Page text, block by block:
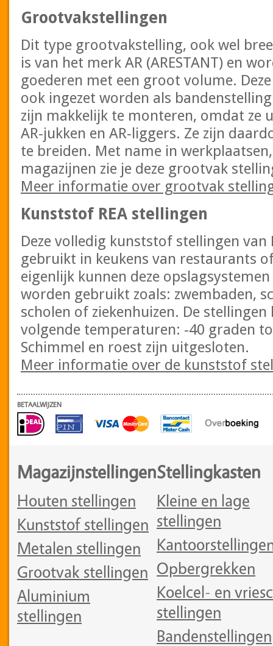
Grootvakstellingen
Dit type grootvakstelling, ook wel
is van het merk AR (ARESTANT) en
goederen met een groot volume.
ook ingezet worden als
zijn makkelijk te monteren, omdat ze
AR-jukken en AR-liggers. Ze zijn
te breiden. Met name in
magazijnen zie je deze grootvak
Meer informatie over grootvak
Kunststof REA stellingen
Deze volledig kunststof stellingen van
gebruikt in keukens van restaurants
eigenlijk kunnen deze
worden gebruikt zoals: zwembaden,
scholen of ziekenhuizen. De
volgende temperaturen: -40 graden
Schimmel en roest zijn uitgesloten.
Meer informatie over de kunststof
BETAALWIJZEN
Magazijnstellingen
Houten stellingen
Kunststof stellingen
Metalen stellingen
Grootvak stellingen
Aluminium
stellingen
Stellingkasten
Kleine en lage
stellingen
Opbergrekken
Koelcel- en
stellingen
Bandenstellingen